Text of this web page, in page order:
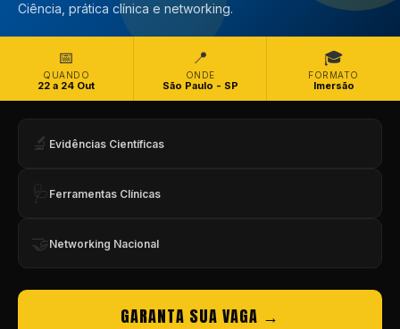
Ciência, prática clínica e networking.
📅
QUANDO
22 a 24 Out
📍
ONDE
São Paulo - SP
🎓
FORMATO
Imersão
🔬 Evidências Científicas
🩺 Ferramentas Clínicas
🤝 Networking Nacional
GARANTA SUA VAGA →